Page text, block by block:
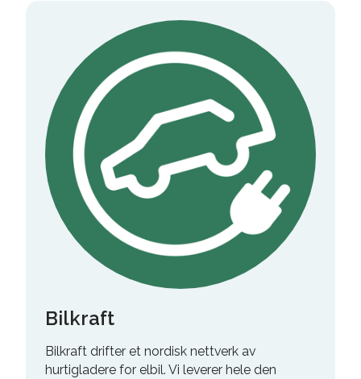
Bilkraft
Bilkraft drifter et nordisk nettverk av
hurtigladere for elbil. Vi leverer hele den